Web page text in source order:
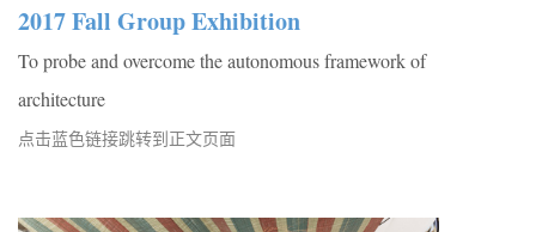
2017 Fall Group Exhibition
To probe and overcome the autonomous framework of
architecture
点击蓝色链接跳转到正文页面